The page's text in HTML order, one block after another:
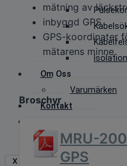
Om Oss
Varumärken
Kontakt
X
mätning av
inbyggd GPS
GPS-koordinater
mätarens minne.
Broschyr
MRU-
GPS